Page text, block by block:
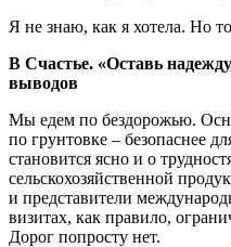
Я не знаю, как я хотела. Но
В Счастье. «Оставь
выводов
Мы едем по бездорожью.
по грунтовке – безопаснее
становится ясно и о
сельскохозяйственной
и представители
визитах, как правило,
Дорог попросту нет.